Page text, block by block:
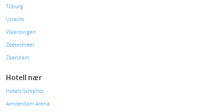
Tilburg
Utrecht
Vlaardingen
Zoetermeer
Zaandam
Hotell nær
Hotels Schiphol
Amsterdam Arena